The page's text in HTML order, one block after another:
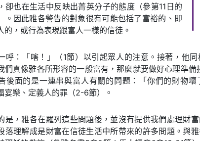
卻也在生活中反映出菁英分子的態度（參第11日的
。因此雅各警告的對象很有可能包括了富裕的、即
的，或行為表現跟富人一樣的信徒。
呼：「嗐！」（1節）以引起眾人的注意。接著，他
們真像雅各所形容的一般富有，那麼就要做好心理準備
後面的是一連串與富人有關的問題：「你們的財物
宴樂、定義人的罪（2-6節）。
是，雅各在羅列這些問題後，並沒有提供我們處理財
落理解成是財富在信徒生活中所帶來的許多問題。與